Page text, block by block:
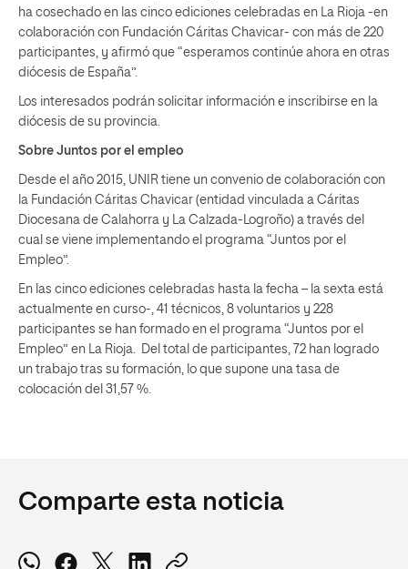
ha cosechado en las cinco ediciones celebradas en La Rioja -en
colaboración con Fundación Cáritas Chavicar- con más de 220
participantes, y afirmó que “esperamos continúe ahora en otras
diócesis de España”.
Los interesados podrán solicitar información e inscribirse en la
diócesis de su provincia.
Sobre Juntos por el empleo
Desde el año 2015, UNIR tiene un convenio de colaboración con
la Fundación Cáritas Chavicar (entidad vinculada a Cáritas
Diocesana de Calahorra y La Calzada-Logroño) a través del
cual se viene implementando el programa “Juntos por el
Empleo”.
En las cinco ediciones celebradas hasta la fecha – la sexta está
actualmente en curso-, 41 técnicos, 8 voluntarios y 228
participantes se han formado en el programa “Juntos por el
Empleo” en La Rioja. Del total de participantes, 72 han logrado
un trabajo tras su formación, lo que supone una tasa de
colocación del 31,57 %.
Comparte esta noticia